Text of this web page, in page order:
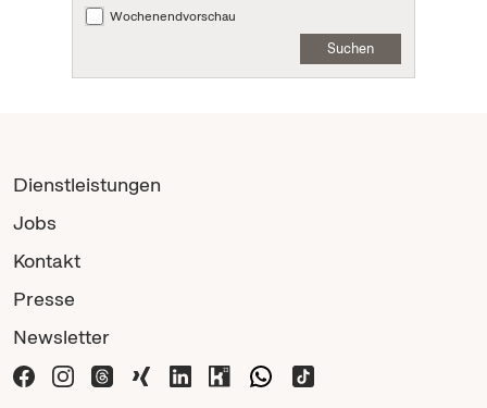
Wochenendvorschau
Suchen
Dienstleistungen
Jobs
Kontakt
Presse
Newsletter